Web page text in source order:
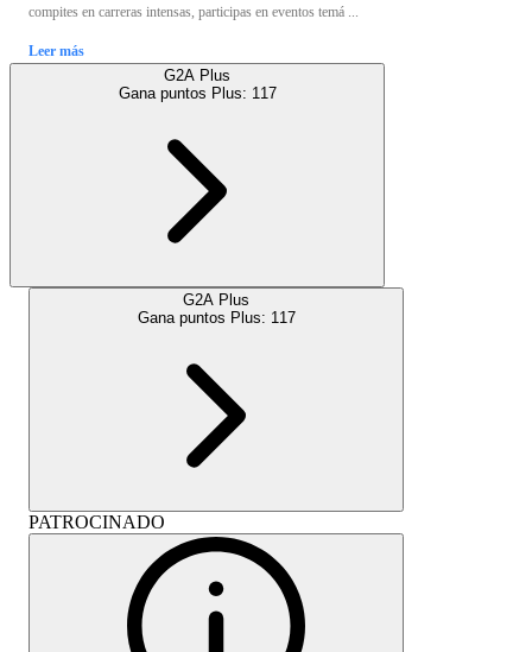
compites en carreras intensas, participas en eventos temá ...
Leer más
G2A Plus
Gana puntos Plus: 117
G2A Plus
Gana puntos Plus: 117
PATROCINADO